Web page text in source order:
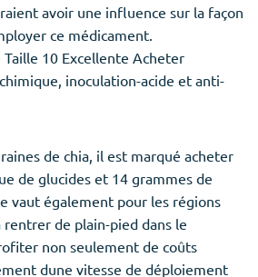
avoir une influence sur la façon
ce médicament.
Taille 10 Excellente Acheter
inoculation-acide et anti-
de chia, il est marqué acheter
de glucides et 14 grammes de
vaut également pour les régions
de plain-pied dans le
non seulement de coûts
dune vitesse de déploiement